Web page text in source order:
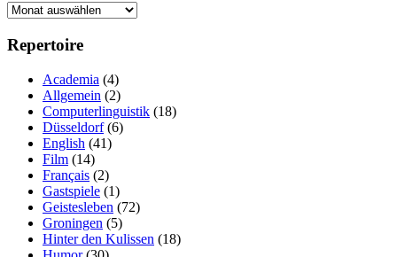
Spielplan
Repertoire
Academia (4)
Allgemein (2)
Computerlinguistik (18)
Düsseldorf(6)
English (41)
Film (14)
Français (2)
Gastspiele (1)
Geistesleben (72)
Groningen (5)
Hinter den Kulissen (18)